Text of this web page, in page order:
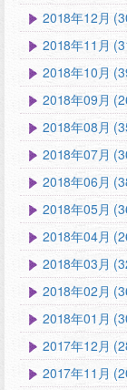
2018年12月
2018年11月
2018年10月
2018年09月
2018年08月
2018年07月
2018年06月
2018年05月
2018年04月
2018年03月
2018年02月
2018年01月
2017年12月
2017年11月